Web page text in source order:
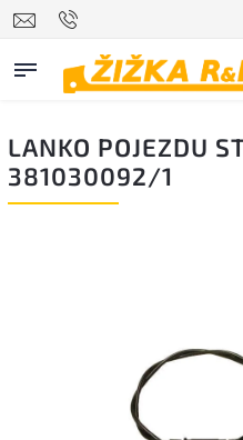
LANKO POJEZDU
381030092/1